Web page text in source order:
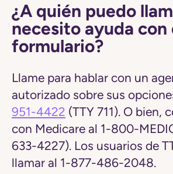
¿A quién puedo
necesito ayuda con
formulario?
Llame para hablar con un
autorizado sobre sus
951-4422 (TTY 711). O bien,
con Medicare al 1-800-
633-4227). Los usuarios de
llamar al 1-877-486-2048.